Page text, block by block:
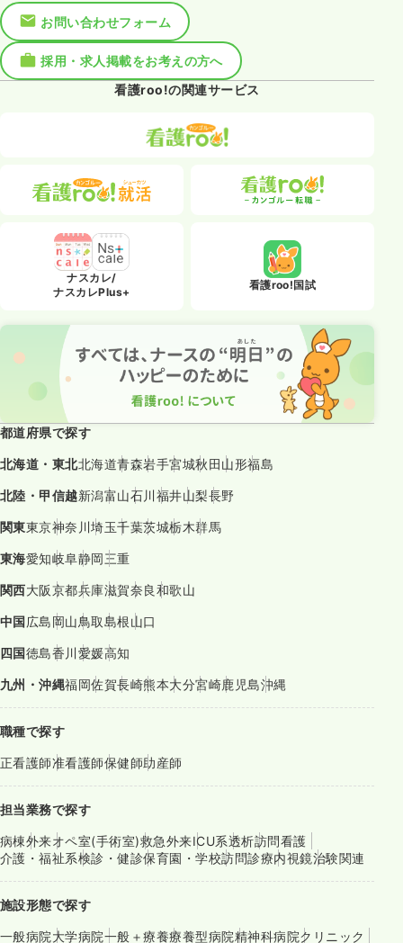
お問い合わせフォーム
採用・求人掲載をお考えの方へ
看護roo!の関連サービス
ナスカレ/
ナスカレPlus+
看護roo!国試
都道府県で探す
北海道・東北北海道青森岩手宮城秋田山形福島
北陸・甲信越新潟富山石川福井山梨長野
関東東京神奈川埼玉千葉茨城栃木群馬
東海愛知岐阜静岡三重
関西大阪京都兵庫滋賀奈良和歌山
中国広島岡山鳥取島根山口
四国徳島香川愛媛高知
九州・沖縄福岡佐賀長崎熊本大分宮崎鹿児島沖縄
職種で探す
正看護師准看護師保健師助産師
担当業務で探す
病棟外来オペ室(手術室)救急外来ICU系透析訪問看護
介護・福祉系検診・健診保育園・学校訪問診療内視鏡治験関連
施設形態で探す
一般病院大学病院一般＋療養療養型病院精神科病院クリニック